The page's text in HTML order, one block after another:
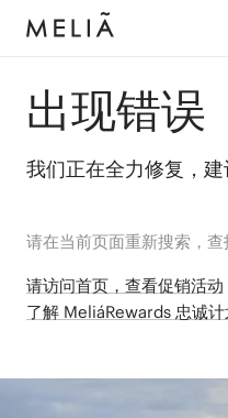
出现错误
我们正在全力修复，建
请在当前页面重新搜索，
请访问首页，查看促销活动
了解 MeliáRewards 忠诚